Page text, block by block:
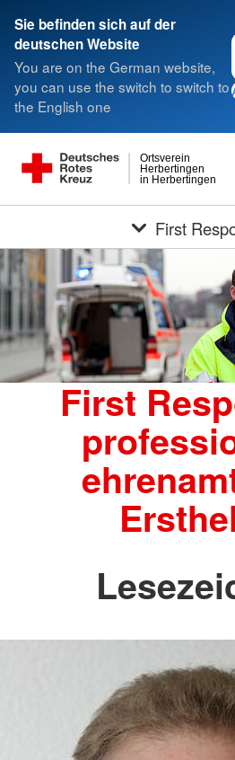
Sie befinden sich auf der
deutschen Website
You are on the German website,
you can use the switch to switch to
the English one
in Herbertingen
Herbertingen
Ortsverein
First
First